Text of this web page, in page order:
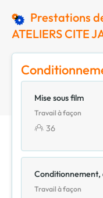
Prestations
ATELIERS CITE
Mise sous film
Travail à façon
36
Conditionnement,
Travail à façon